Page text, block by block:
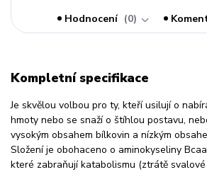
Hodnocení
0
Kompletní specifikace
Je skvělou volbou pro ty, kteří usilují o
hmoty nebo se snaží o štíhlou postavu,
vysokým obsahem bílkovin a nízkým
Složení je obohaceno o aminokyseliny
které zabraňují katabolismu (ztrátě